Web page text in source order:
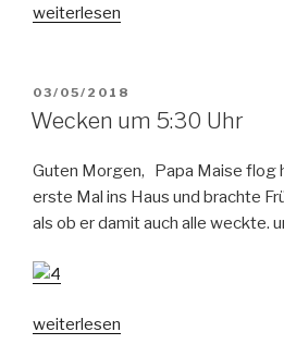
„Nochein
weiterlesen
VERÖFFENTLICHT
AM
03/05/2018
Wecken um 5:30 Uhr
Guten Morgen, Papa Maise flog
erste Mal ins Haus und brachte
als ob er damit auch alle weckte.
„Wecken
weiterlesen